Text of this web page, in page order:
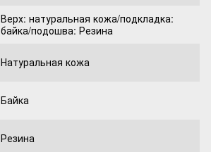
Верх: натуральная кожа/подкладка:
байка/подошва: Резина
Натуральная кожа
Байка
Резина